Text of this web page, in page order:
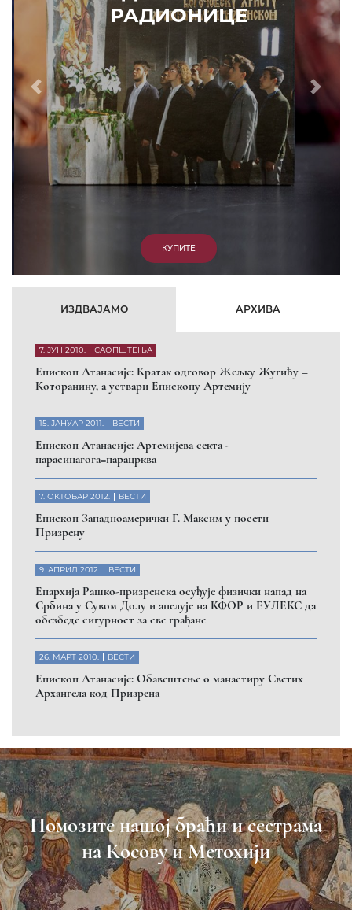
РАДИОНИЦЕ
КУПИТЕ
Prethodni
ИЗДВАЈАМО АРХИВА
7. ЈУН 2010. САОПШТЕЊА
Eпископ Атанасије: Кратак одговор Жељку Жугићу –
Которанину, а уствари Епископу Артемију
15. ЈАНУАР 2011. ВЕСТИ
Eпископ Атанасије: Артемијева секта -
парасинагога=парацрква
7. ОКТОБАР 2012. ВЕСТИ
Eпископ Западноамерички Г. Максим у посети
Призрену
9. АПРИЛ 2012. ВЕСТИ
Eпархија Рашко-призренска осуђује физички напад на
Србина у Сувом Долу и апелује на КФОР и ЕУЛЕКС да
обезбеде сигурност за све грађане
26. МАРТ 2010. ВЕСТИ
Eпископ Атанасије: Обавештење о манастиру Светих
Архангела код Призрена
Помозите нашој браћи и сестрама
на Косову и Метохији